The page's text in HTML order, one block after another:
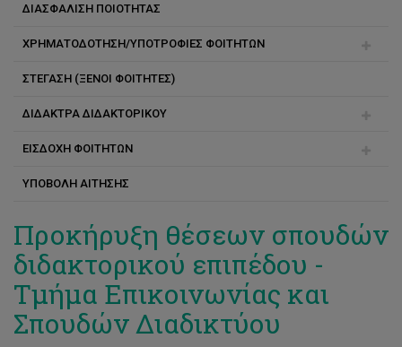
Διάρκεια σπουδών
Αλλαγή προγράμματος
ΔΙΑΣΦΑΛΙΣΗ ΠΟΙΟΤΗΤΑΣ
ΧΡΗΜΑΤΟΔΟΤΗΣΗ/ΥΠΟΤΡΟΦΙΕΣ ΦΟΙΤΗΤΩΝ
Υποτροφίες αριστείας για διδακτορικούς
Υποτροφίες κοινωνικής στήριξης για φοιτητές μάστερ
ΣΤΕΓΑΣΗ (ΞΕΝΟΙ ΦΟΙΤΗΤΕΣ)
ΔΙΔΑΚΤΡΑ ΔΙΔΑΚΤΟΡΙΚΟΥ
Τρόποι πληρωμής
Συνέπειες μη πληρωμής
ΕΙΣΔΟΧΗ ΦΟΙΤΗΤΩΝ
Εγγραφή
ΥΠΟΒΟΛΗ ΑΙΤΗΣΗΣ
Προκήρυξη θέσεων σπουδών
διδακτορικού επιπέδου -
Τμήμα Επικοινωνίας και
Σπουδών Διαδικτύου